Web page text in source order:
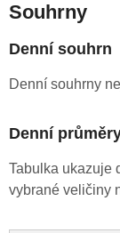
Souhrny
Denní souhrn
Denní souhrny
Denní
Tabulka ukazuje
vybrané veličiny